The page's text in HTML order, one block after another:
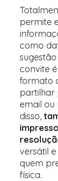
permite
como
convite
formato
partilhar
email ou
disso,
versátil
quem
física.